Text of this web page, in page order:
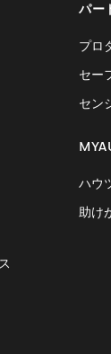
パー
プロ
セー
セン
ハウ
助け